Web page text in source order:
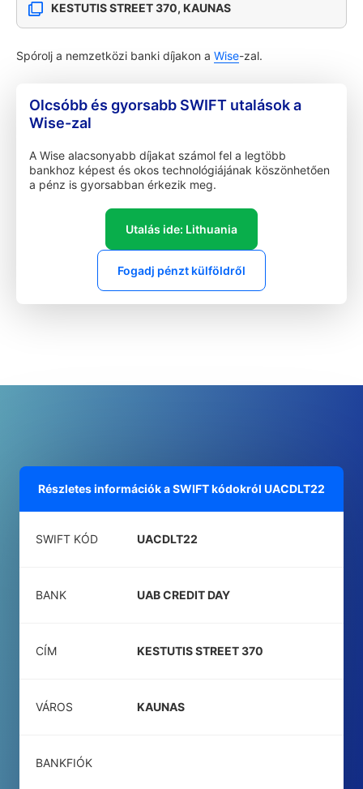
KESTUTIS STREET 370, KAUNAS
Spórolj a nemzetközi banki díjakon a Wise-zal.
Olcsóbb és gyorsabb SWIFT utalások a
Wise-zal
A Wise alacsonyabb díjakat számol fel a legtöbb
bankhoz képest és okos technológiájának köszönhetően
a pénz is gyorsabban érkezik meg.
Utalás ide: Lithuania
Fogadj pénzt külföldről
Részletes információk a SWIFT kódokról UACDLT22
SWIFT KÓD UACDLT22
BANK UAB CREDIT DAY
CÍM KESTUTIS STREET 370
VÁROS KAUNAS
BANKFIÓK